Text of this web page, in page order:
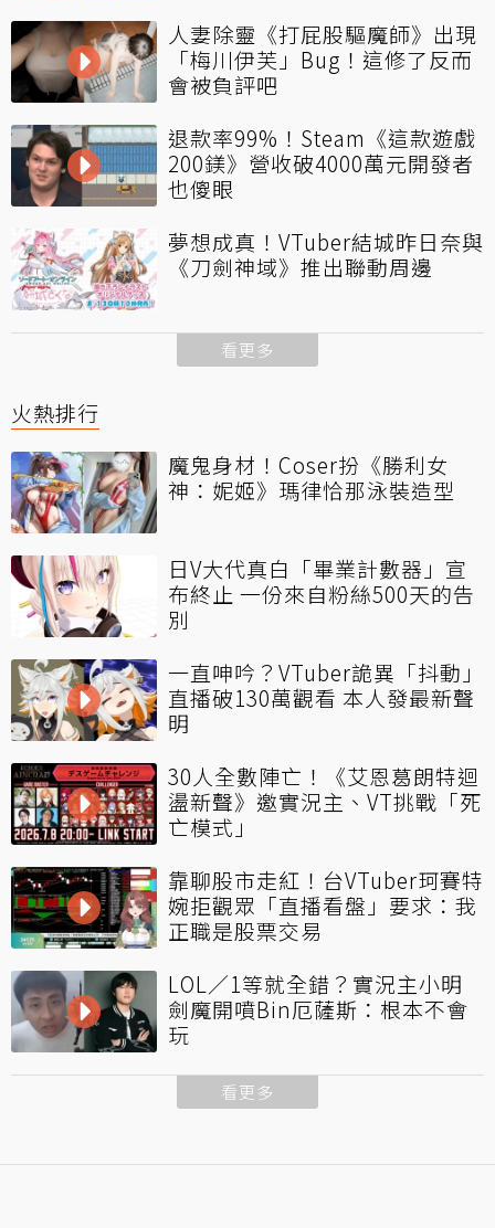
人妻除靈《打屁股驅魔師》出現
「梅川伊芙」Bug！這修了反而
會被負評吧
退款率99%！Steam《這款遊戲
200鎂》營收破4000萬元開發者
也傻眼
夢想成真！VTuber結城昨日奈與
《刀劍神域》推出聯動周邊
看更多
火熱排行
魔鬼身材！Coser扮《勝利女
神：妮姬》瑪律恰那泳裝造型
日V大代真白「畢業計數器」宣
布終止 一份來自粉絲500天的告
別
一直呻吟？VTuber詭異「抖動」
直播破130萬觀看 本人發最新聲
明
30人全數陣亡！《艾恩葛朗特迴
盪新聲》邀實況主、VT挑戰「死
亡模式」
靠聊股市走紅！台VTuber珂賽特
婉拒觀眾「直播看盤」要求：我
正職是股票交易
LOL／1等就全錯？實況主小明
劍魔開噴Bin厄薩斯：根本不會
玩
看更多